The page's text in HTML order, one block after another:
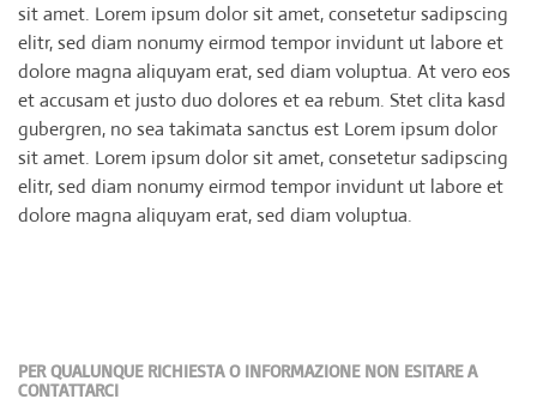
sit amet. Lorem ipsum dolor sit amet, consetetur sadipscing
elitr, sed diam nonumy eirmod tempor invidunt ut labore et
dolore magna aliquyam erat, sed diam voluptua. At vero eos
et accusam et justo duo dolores et ea rebum. Stet clita kasd
gubergren, no sea takimata sanctus est Lorem ipsum dolor
sit amet. Lorem ipsum dolor sit amet, consetetur sadipscing
elitr, sed diam nonumy eirmod tempor invidunt ut labore et
dolore magna aliquyam erat, sed diam voluptua.
PER QUALUNQUE RICHIESTA O INFORMAZIONE NON ESITARE A
CONTATTARCI